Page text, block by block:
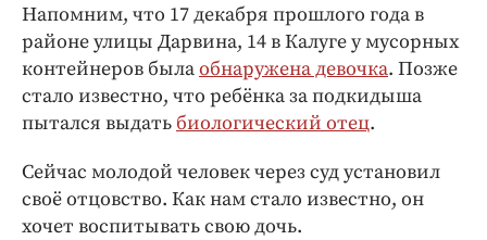
Напомним, что 17 декабря прошлого года в
районе улицы Дарвина, 14 в Калуге у мусорных
контейнеров былаобнаружена девочка. Позже
стало известно, что ребёнка за подкидыша
пытался выдать биологический отец.
Сейчас молодой человек через суд установил
своё отцовство. Как нам стало известно, он
хочет воспитывать свою дочь.